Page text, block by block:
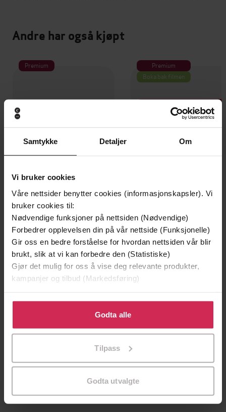
Samtykke Detaljer Om
Vi bruker cookies
Våre nettsider benytter cookies (informasjonskapsler). Vi
bruker cookies til:
Nødvendige funksjoner på nettsiden (Nødvendige)
Forbedrer opplevelsen din på vår nettside (Funksjonelle)
Gir oss en bedre forståelse for hvordan nettsiden vår blir
brukt, slik at vi kan forbedre den (Statistiske)
Gjør det mulig for oss å vise deg relevante produkter,
kampanjer og tilbud (Markedsføring)
Klikk på «Godta alle» for å gi oss ditt samtykke til å
bruke cookies for alle disse formålene. Du kan også
tilpasse ditt samtykke til spesifikke formål ved å klikke
Godta alle
Tilpass
Godta utvalgte
Andre har også kjøpt
Premium
179,-
Elefanten som gjerne ville sove
Carl-Johan Forssén Ehrlin
LYDBOK
Premium
Boka bak filmen
299,-
Snøsøsteren
Maja Lunde
Geraldine McCaughrean
Huser(innleser)
Cappelen Damm
15.08.2016
Lengde 7:27